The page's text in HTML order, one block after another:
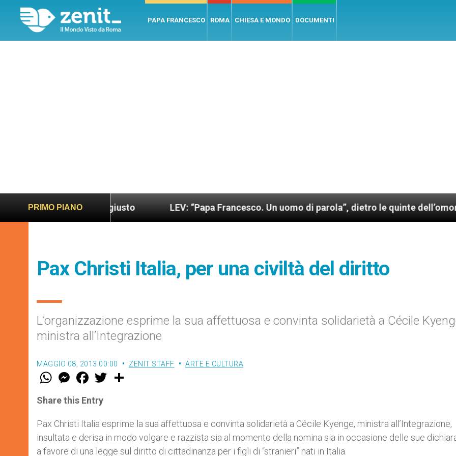
PAPA FRANCESCO ROMA CHIESA E MONDO DOCUMENTI
PRIMO PIANO
più sano e giusto LEV: “Papa Francesco. Un uomo di parola”, dietro le quinte dell’omonimo film
Pax Christi Italia, per una civiltà del diritto
L’organizzazione esprime la sua affettuosa e convinta solidarietà a Cécile
ministra all’Integrazione
MAGGIO 08, 2013 00:00 ZENIT STAFF ARTE E CULTURA
W
t
s
p
p
M
e
s
e
g
e
r
F
a
e
b
o
k
w
r
Share this Entry
Pax Christi Italia esprime la sua affettuosa e convinta solidarietà a Cécile Kyenge, ministra all’Integrazione,
insultata e derisa in modo volgare e razzista sia al momento della nomina sia in occasione delle sue
a favore di una legge sul diritto di cittadinanza per i figli di “stranieri” nati in Italia.